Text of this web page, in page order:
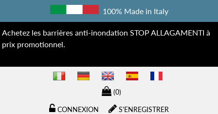
100% Made in Italy
Achetez les barrières anti-inondation STOP ALLAGAMENTI à
prix promotionnel.
(0)
S'ENREGISTRER
CONNEXION